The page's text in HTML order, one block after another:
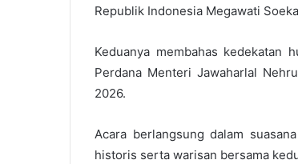
Republik Indonesia Megawati
Keduanya membahas kedekatan
Perdana Menteri Jawaharlal
2026.
Acara berlangsung dalam
historis serta warisan bersama